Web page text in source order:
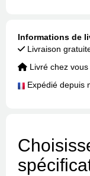
Informations de
Livraison
Livré chez
Expédié depuis